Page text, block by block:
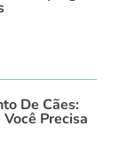
De Cães:
Precisa